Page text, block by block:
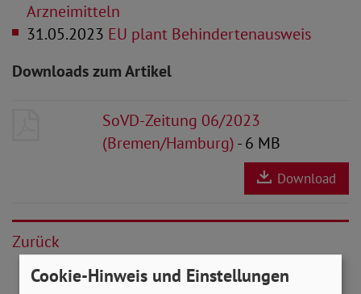
Arzneimitteln
31.05.2023 EU plant Behindertenausweis
Downloads zum Artikel
SoVD-Zeitung 06/2023
(Bremen/Hamburg)- 6 MB
Download
Zurück
Cookie-Hinweis und Einstellungen